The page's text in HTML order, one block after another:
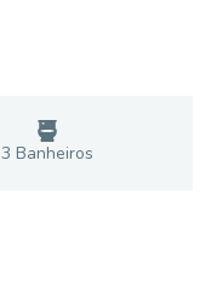
3 Banheiros